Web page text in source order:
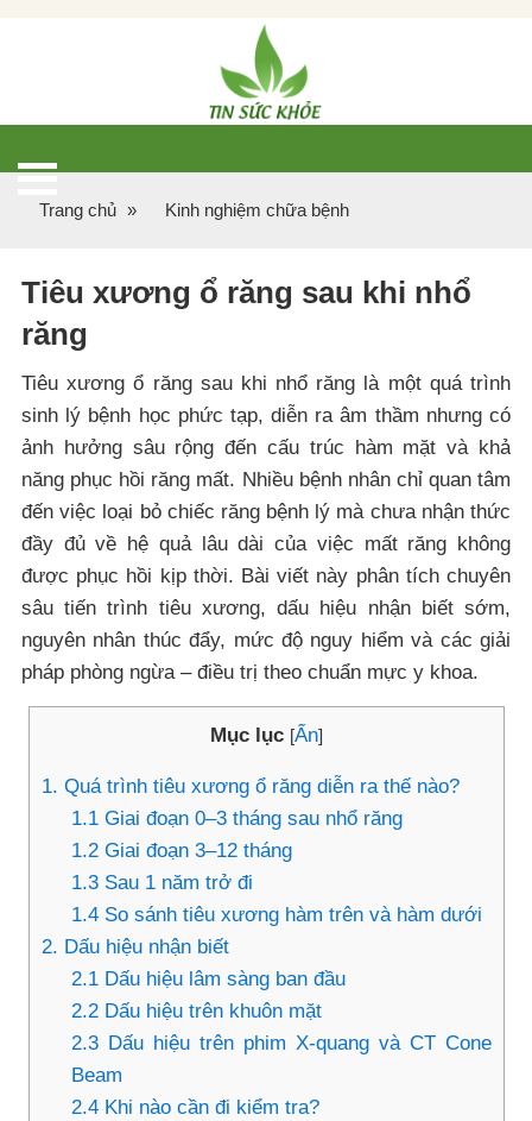
Trang chủ » Kinh nghiệm chữa bệnh
Tiêu xương ổ răng sau khi nhổ
răng
Tiêu xương ổ răng sau khi nhổ răng là một quá trình
sinh lý bệnh học phức tạp, diễn ra âm thầm nhưng có
ảnh hưởng sâu rộng đến cấu trúc hàm mặt và khả
năng phục hồi răng mất. Nhiều bệnh nhân chỉ quan tâm
đến việc loại bỏ chiếc răng bệnh lý mà chưa nhận thức
đầy đủ về hệ quả lâu dài của việc mất răng không
được phục hồi kịp thời. Bài viết này phân tích chuyên
sâu tiến trình tiêu xương, dấu hiệu nhận biết sớm,
nguyên nhân thúc đẩy, mức độ nguy hiểm và các giải
pháp phòng ngừa – điều trị theo chuẩn mực y khoa.
Mục lục [Ẩn]
1. Quá trình tiêu xương ổ răng diễn ra thế nào?
1.1 Giai đoạn 0–3 tháng sau nhổ răng
1.2 Giai đoạn 3–12 tháng
1.3 Sau 1 năm trở đi
1.4 So sánh tiêu xương hàm trên và hàm dưới
2. Dấu hiệu nhận biết
2.1 Dấu hiệu lâm sàng ban đầu
2.2 Dấu hiệu trên khuôn mặt
2.3 Dấu hiệu trên phim X-quang và CT Cone
Beam
2.4 Khi nào cần đi kiểm tra?